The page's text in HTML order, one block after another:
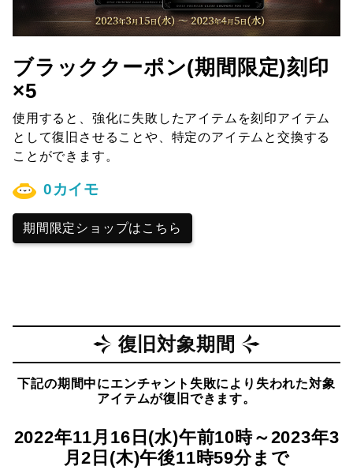
ブラッククーポン(期間限定)刻印
×5
使用すると、強化に失敗したアイテムを刻印アイテム
として復旧させることや、特定のアイテムと交換する
ことができます。
0カイモ
期間限定ショップはこちら
復旧対象期間
下記の期間中にエンチャント失敗により失われた対象
アイテムが復旧できます。
2022年11月16日(水)午前10時～2023年3
月2日(木)午後11時59分まで